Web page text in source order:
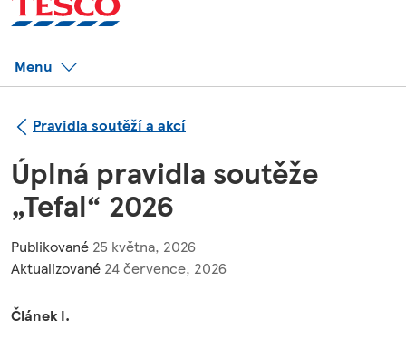
Menu
Pravidla soutěží a akcí
Úplná pravidla soutěže
„Tefal“ 2026
Publikované 25 května, 2026
Aktualizované 24 července, 2026
Článek I.